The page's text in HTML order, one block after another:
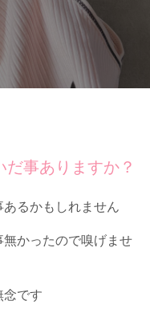
事ありますか？
るかもしれません
かったので嗅げませ
念です